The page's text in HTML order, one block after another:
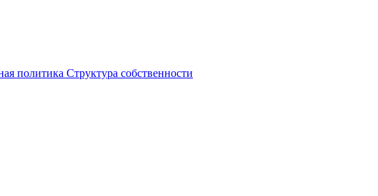
политика Структура собственности